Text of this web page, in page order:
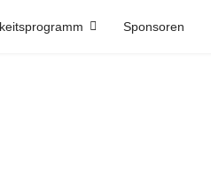
Sponsoren